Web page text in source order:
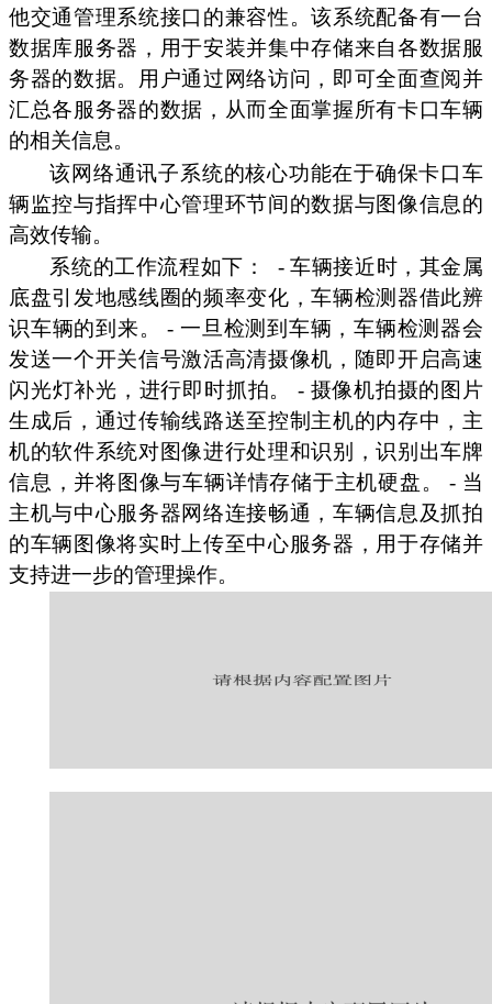
他交通管理系统接口的兼容性。该系统配备有一台
数据库服务器，用于安装并集中存储来自各数据服
务器的数据。用户通过网络访问，即可全面查阅并
汇总各服务器的数据，从而全面掌握所有卡口车辆
的相关信息。
该网络通讯子系统的核心功能在于确保卡口车
辆监控与指挥中心管理环节间的数据与图像信息的
高效传输。
系统的工作流程如下：
- 车辆接近时，其金属
底盘引发地感线圈的频率变化，车辆检测器借此辨
识车辆的到来。 - 一旦检测到车辆，车辆检测器会
发送一个开关信号激活高清摄像机，随即开启高速
闪光灯补光，进行即时抓拍。 - 摄像机拍摄的图片
生成后，通过传输线路送至控制主机的内存中，主
机的软件系统对图像进行处理和识别，识别出车牌
信息，并将图像与车辆详情存储于主机硬盘。 - 当
主机与中心服务器网络连接畅通，车辆信息及抓拍
的车辆图像将实时上传至中心服务器，用于存储并
支持进一步的管理操作。